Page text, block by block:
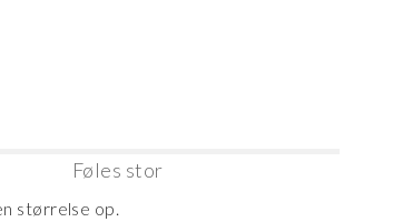
Føles stor
størrelse op.